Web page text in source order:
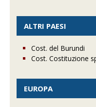
ALTRI PAESI
Cost. del Burundi
Cost. Costituzione
EUROPA